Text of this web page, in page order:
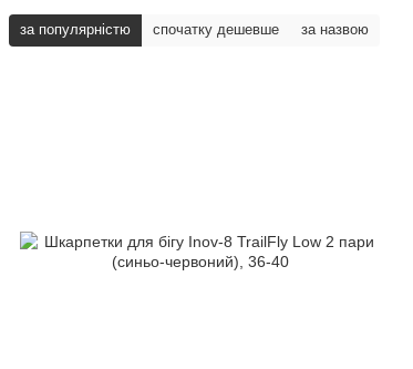
за популярністю спочатку дешевше за назвою